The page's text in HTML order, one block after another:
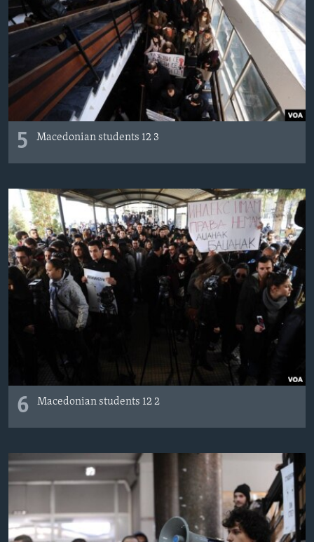
ИНТЕРВЈУА
Јазици
5 Macedonian students 12 3
6 Macedonian students 12 2